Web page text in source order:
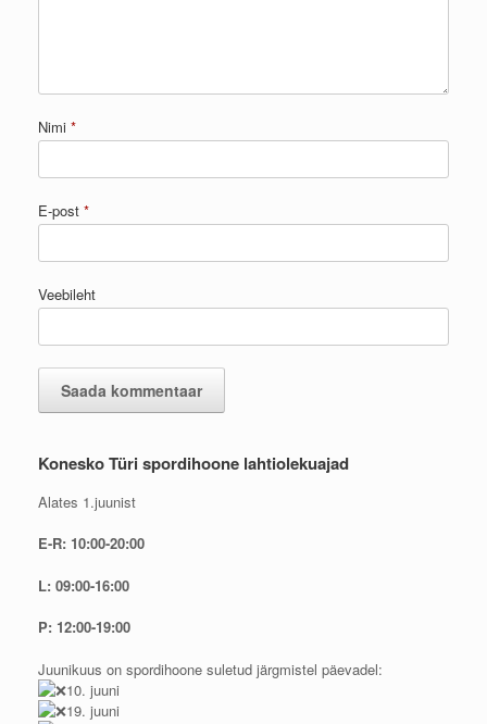
Nimi *
E-post *
Veebileht
Konesko Türi spordihoone lahtiolekuajad
Alates 1.juunist
E-R: 10:00-20:00
L: 09:00-16:00
P: 12:00-19:00
Juunikuus on spordihoone suletud järgmistel päevadel:
10. juuni
19. juuni